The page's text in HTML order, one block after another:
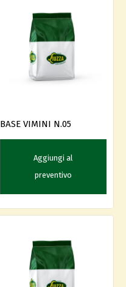
BASE VIMINI N.05
Aggiungi al
preventivo